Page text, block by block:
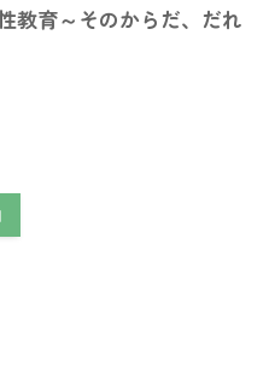
教育～そのからだ、だれ